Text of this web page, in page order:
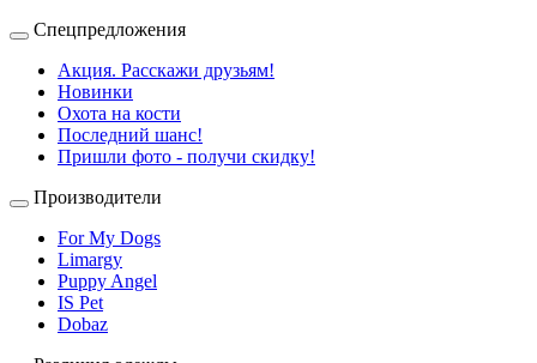
Спецпредложения
Акция. Расскажи друзьям!
Новинки
Охота на кости
Последний шанс!
Пришли фото - получи скидку!
Производители
For My Dogs
Limargy
Puppy Angel
IS Pet
Dobaz